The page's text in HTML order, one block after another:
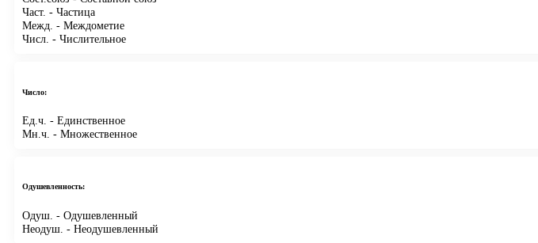
Част. - Частица
Межд. - Междометие
Числ. - Числительное
Число:
Ед.ч. - Единственное
Мн.ч. - Множественное
Одушевленность:
Одуш. - Одушевленный
Неодуш. - Неодушевленный